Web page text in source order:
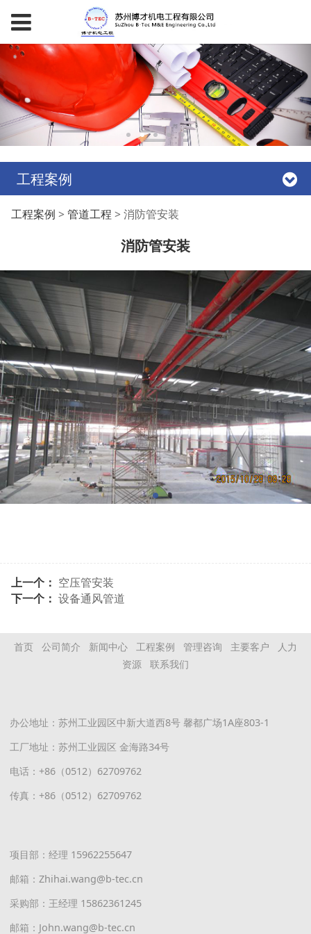
工程案例
消防管安装
工程案例 > 管道工程 > 消防管安装
消防管安装
上一个： 空压管安装
下一个： 设备通风管道
首页 公司简介 新闻中心 工程案例 管理咨询 主要客户
人力
资源
联系我们
办公地址：苏州工业园区中新大道西8号 馨都广场1A座803-1
工厂地址：苏州工业园区 金海路34号
电话：+86（0512）62709762
传真：+86（0512）62709762
项目部：经理 15962255647
邮箱：Zhihai.wang@b-tec.cn
采购部：王经理 15862361245
邮箱：John.wang@b-tec.cn